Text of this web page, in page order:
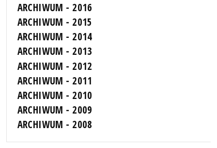
ARCHIWUM - 2016
ARCHIWUM - 2015
ARCHIWUM - 2014
ARCHIWUM - 2013
ARCHIWUM - 2012
ARCHIWUM - 2011
ARCHIWUM - 2010
ARCHIWUM - 2009
ARCHIWUM - 2008